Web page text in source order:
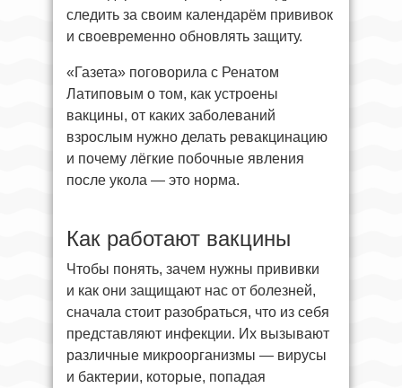
следить за своим календарём прививок
и своевременно обновлять защиту.
«Газета» поговорила с Ренатом
Латиповым о том, как устроены
вакцины, от каких заболеваний
взрослым нужно делать ревакцинацию
и почему лёгкие побочные явления
после укола — это норма.
Как работают вакцины
Чтобы понять, зачем нужны прививки
и как они защищают нас от болезней,
сначала стоит разобраться, что из себя
представляют инфекции. Их вызывают
различные микроорганизмы — вирусы
и бактерии, которые, попадая